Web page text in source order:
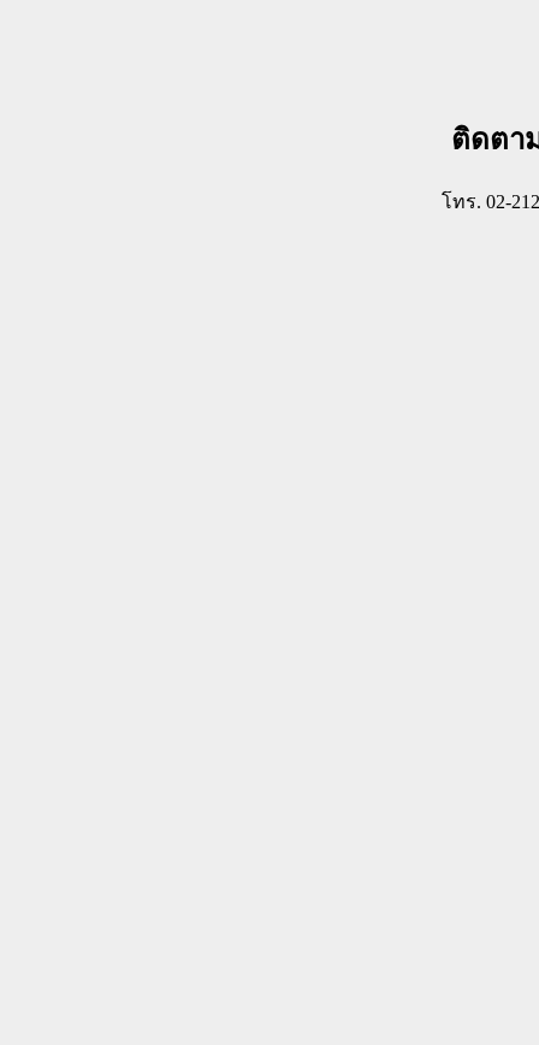
ติดตา
โทร. 02-